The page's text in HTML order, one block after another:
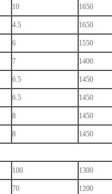
10 1650
4.5 1650
6 1550
7 1400
6.5 1450
6.5 1450
8 1450
8 1450
100 1300
70 1200